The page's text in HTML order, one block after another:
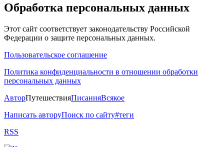
Обработка персональных данных
Этот сайт соответствует законодательству Российской
Федерации о защите персональных данных.
Пользовательское соглашение
Политика конфиденциальности в отношении обработки
персональных данных
АвторПутешествияПисанияВсякое
Написать авторуПоиск по сайту#теги
RSS